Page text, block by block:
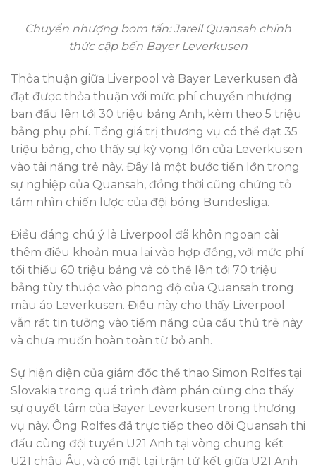
Chuyển nhượng bom tấn: Jarell Quansah chính
thức cập bến Bayer Leverkusen
Thỏa thuận giữa Liverpool và Bayer Leverkusen đã
đạt được thỏa thuận với mức phí chuyển nhượng
ban đầu lên tới 30 triệu bảng Anh, kèm theo 5 triệu
bảng phụ phí. Tổng giá trị thương vụ có thể đạt 35
triệu bảng, cho thấy sự kỳ vọng lớn của Leverkusen
vào tài năng trẻ này. Đây là một bước tiến lớn trong
sự nghiệp của Quansah, đồng thời cũng chứng tỏ
tầm nhìn chiến lược của đội bóng Bundesliga.
Điều đáng chú ý là Liverpool đã khôn ngoan cài
thêm điều khoản mua lại vào hợp đồng, với mức phí
tối thiểu 60 triệu bảng và có thể lên tới 70 triệu
bảng tùy thuộc vào phong độ của Quansah trong
màu áo Leverkusen. Điều này cho thấy Liverpool
vẫn rất tin tưởng vào tiềm năng của cầu thủ trẻ này
và chưa muốn hoàn toàn từ bỏ anh.
Sự hiện diện của giám đốc thể thao Simon Rolfes tại
Slovakia trong quá trình đàm phán cũng cho thấy
sự quyết tâm của Bayer Leverkusen trong thương
vụ này. Ông Rolfes đã trực tiếp theo dõi Quansah thi
đấu cùng đội tuyển U21 Anh tại vòng chung kết
U21 châu Âu, và có mặt tại trận tứ kết giữa U21 Anh